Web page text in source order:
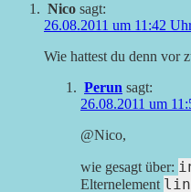
Nico sagt:
26.08.2011 um 11:42
Wie hattest du denn vor
Perun sagt:
26.08.2011 um
@Nico,
wie gesagt über:
Elternelement